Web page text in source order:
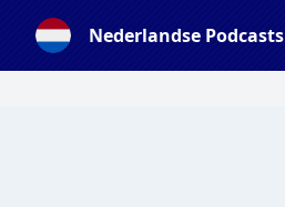
Nederlandse Podcasts